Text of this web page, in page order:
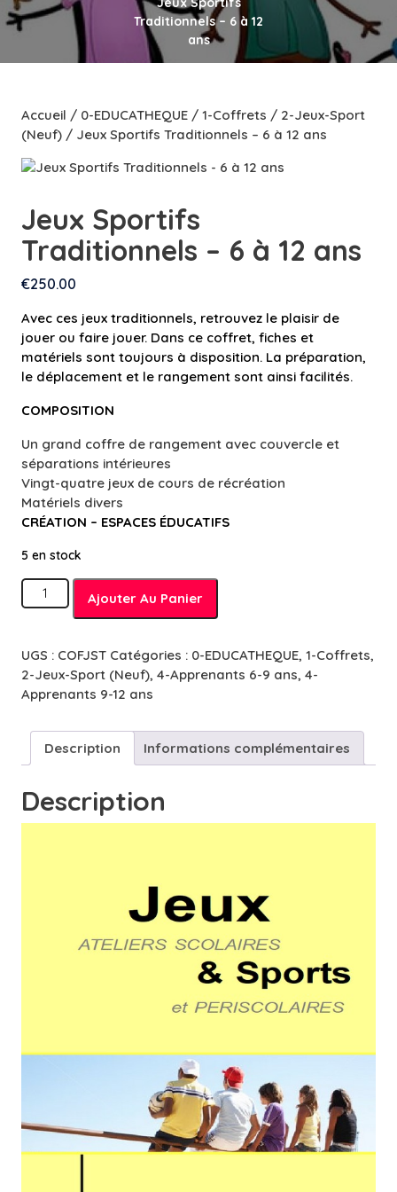
Traditionnels – 6 à 12
ans
Accueil / 0-EDUCATHEQUE / 1-Coffrets / 2-Jeux-Sport
(Neuf) / Jeux Sportifs Traditionnels – 6 à 12 ans
Jeux Sportifs
Traditionnels – 6 à 12 ans
€250.00
Avec ces jeux traditionnels, retrouvez le plaisir de
jouer ou faire jouer. Dans ce coffret, fiches et
matériels sont toujours à disposition. La préparation,
le déplacement et le rangement sont ainsi facilités.
COMPOSITION
Un grand coffre de rangement avec couvercle et
séparations intérieures
Vingt-quatre jeux de cours de récréation
Matériels divers
CRÉATION – ESPACES ÉDUCATIFS
5 en stock
quantité
de
Traditionnels
-
6
ans
Ajouter Au Panier
UGS : COFJST Catégories : 0-EDUCATHEQUE, 1-Coffrets,
2-Jeux-Sport (Neuf), 4-Apprenants 6-9 ans, 4-
Apprenants 9-12 ans
Description Informations complémentaires
Description